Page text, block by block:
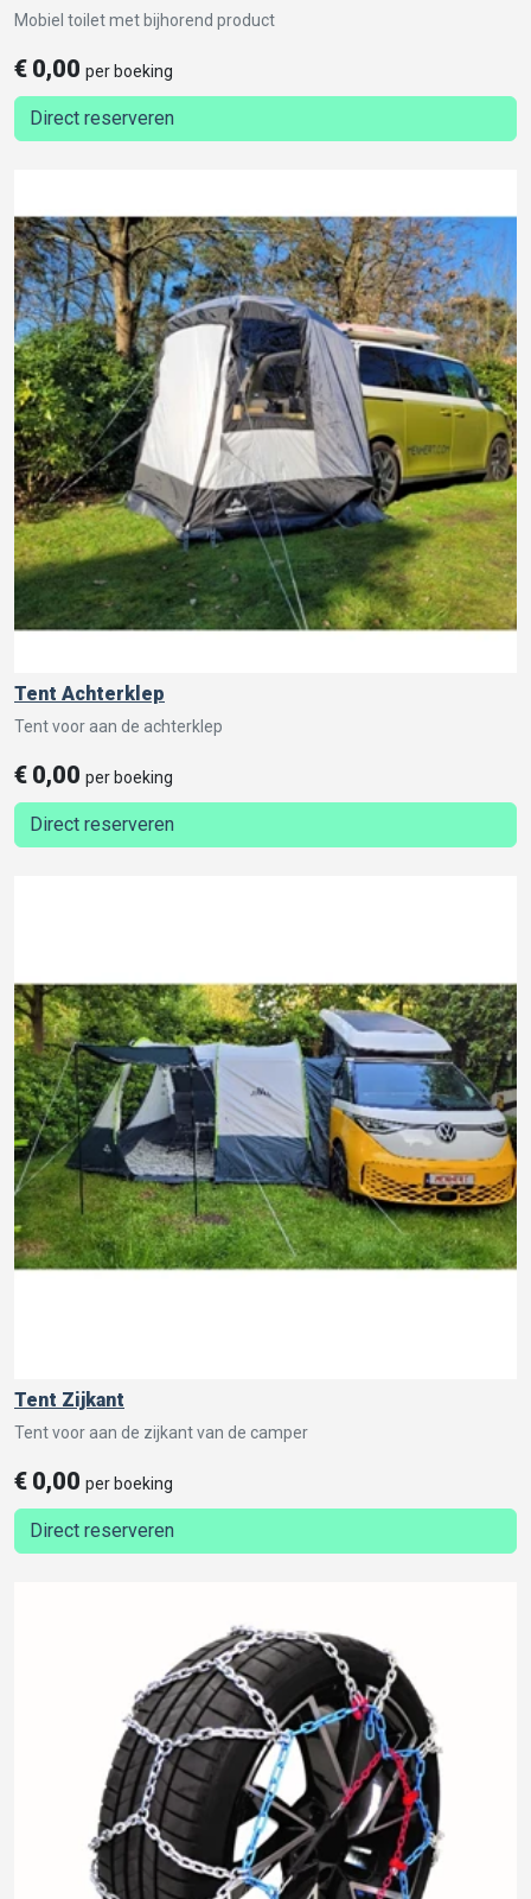
Mobiel toilet met bijhorend product
€ 0,00 per boeking
Direct reserveren
Tent Achterklep
Tent voor aan de achterklep
€ 0,00 per boeking
Direct reserveren
Tent Zijkant
Tent voor aan de zijkant van de camper
€ 0,00 per boeking
Direct reserveren